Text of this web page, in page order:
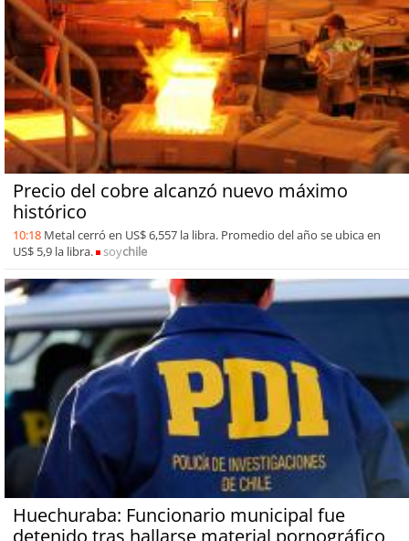
Precio del cobre alcanzó nuevo máximo
histórico
10:18 Metal cerró en US$ 6,557 la libra. Promedio del año se ubica en
US$ 5,9 la libra.
soychile
Huechuraba: Funcionario municipal fue